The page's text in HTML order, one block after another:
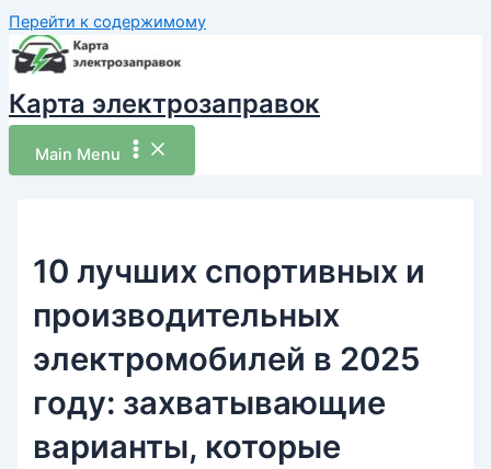
Перейти к содержимому
Карта электрозаправок
Main Menu
10 лучших спортивных и
производительных
электромобилей в 2025
году: захватывающие
варианты, которые